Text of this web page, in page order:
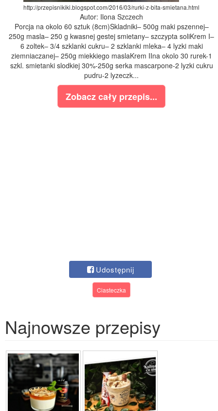
http://przepisnikiki.blogspot.com/2016/03/rurki-z-bita-smietana.html
Autor: Ilona Szczech
Porcja na okolo 60 sztuk (8cm)Skladniki– 500g maki pszennej–
250g masla– 250 g kwasnej gestej smietany– szczypta soliKrem I–
6 zoltek– 3/4 szklanki cukru– 2 szklanki mleka– 4 lyzki maki
ziemniaczanej– 250g miekkiego maslaKrem IIna okolo 30 rurek-1
szkl. smietanki slodkiej 30%-250g serka mascarpone-2 lyzki cukru
pudru-2 lyzeczk...
Zobacz cały przepis...
Udostępnij
Ciasteczka
Najnowsze przepisy